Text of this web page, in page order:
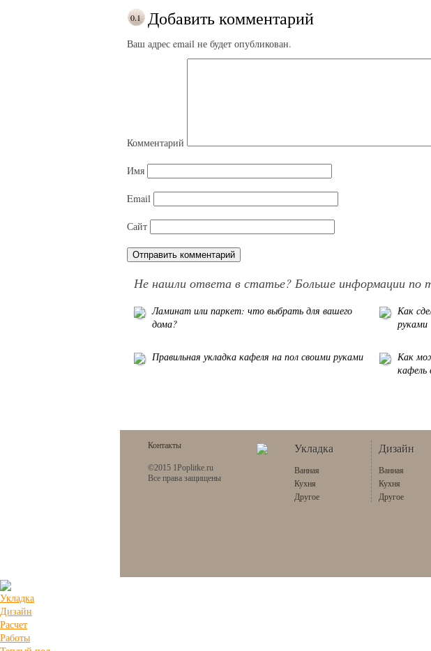
Добавить комментарий
Ваш адрес email не будет опубликован.
Комментарий
Имя
Email
Сайт
Не нашли ответа в статье? Больше информации по
Ламинат или паркет: что выбрать для вашего
дома?
Как
руками
Правильная укладка кафеля на пол своими руками
Как
кафель
Контакты
©2015 1Poplitke.ru
Все права защищены
Укладка
Ванная
Кухня
Другое
Дизайн
Ванная
Кухня
Другое
Укладка
Дизайн
Расчет
Работы